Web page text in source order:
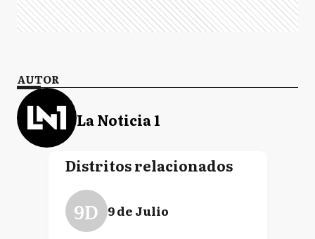
AUTOR
La Noticia 1
Distritos relacionados
9D 9 de Julio